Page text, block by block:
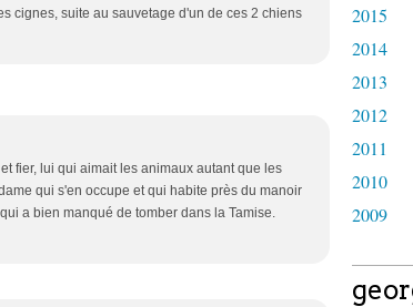
cignes, suite au sauvetage d'un de ces 2 chiens
fier, lui qui aimait les animaux autant que les
qui s'en occupe et qui habite près du manoir
a bien manqué de tomber dans la Tamise.
2015
2014
2013
2012
2011
2010
2009